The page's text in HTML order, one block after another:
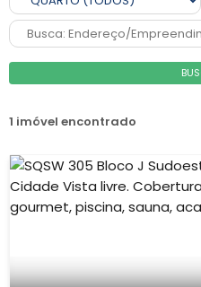
1 imóvel encontrado